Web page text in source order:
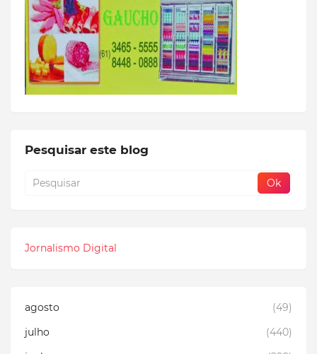
Pesquisar este blog
Jornalismo Digital
agosto
(49)
julho
(440)